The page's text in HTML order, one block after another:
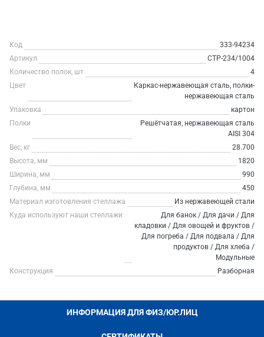
Код
333-94234
Артикул
СТР-234/1004
Количество полок, шт
4
Цвет
Каркас-нержавеющая сталь, полки-
нержавеющая сталь
Упаковка
картон
Полки
Решётчатая, нержавеющая сталь
AISI 304
Вес, кг
28.700
Высота, мм
1820
Ширина, мм
990
Глубина, мм
450
Материал изготовления стеллажа
Из нержавеющей стали
Куда используют наши стеллажи
Для банок / Для дачи / Для
кладовки / Для овощей и фруктов /
Для погреба / Для подвала / Для
продуктов / Для хлеба /
Модульные
Конструкция
Разборная
ИНФОРМАЦИЯ ДЛЯ ФИЗ/ЮР.ЛИЦ